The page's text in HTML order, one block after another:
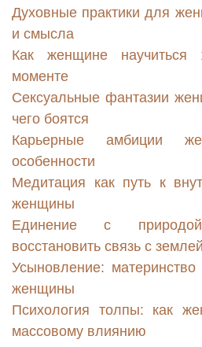
Духовные практики для
и смысла
Как женщине
моменте
Сексуальные фантазии
чего боятся
Карьерные амбиции
особенности
Медитация как путь к
женщины
Единение с
восстановить связь с землей
Усыновление:
женщины
Психология толпы: как
массовому влиянию